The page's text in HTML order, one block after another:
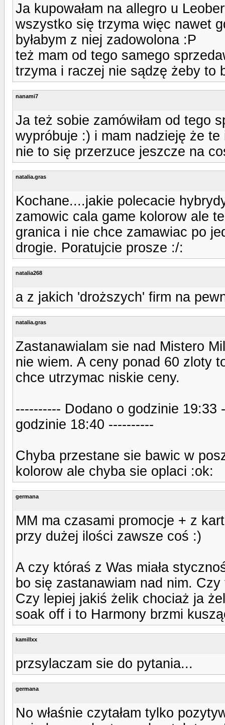
Ja kupowałam na allegro u
wszystko się trzyma więc nawet
byłabym z niej zadowolona :P
też mam od tego samego
trzyma i raczej nie sądzę żeby to
nanami7
Ja też sobie zamówiłam od tego
wypróbuje :) i mam nadzieję że
nie to się przerzuce jeszcze na
natalia.gras
Kochane....jakie polecacie
zamowic cala game kolorow ale
granica i nie chce zamawiac po
drogie. Poratujcie prosze :/:
natalia268
a z jakich 'droższych' firm na
natalia.gras
Zastanawialam sie nad Mistero
nie wiem. A ceny ponad 60 zloty
chce utrzymac niskie ceny.
---------- Dodano o godzinie 19:33
godzinie 18:40 ----------
Chyba przestane sie bawic w
kolorow ale chyba sie oplaci :ok:
germana
MM ma czasami promocje + z
przy dużej ilości zawsze coś :)
A czy któraś z Was miała
bo się zastanawiam nad nim.
Czy lepiej jakiś żelik chociaż ja
soak off i to Harmony brzmi
kamillxx
przsylaczam sie do pytania...
germana
No właśnie czytałam tylko